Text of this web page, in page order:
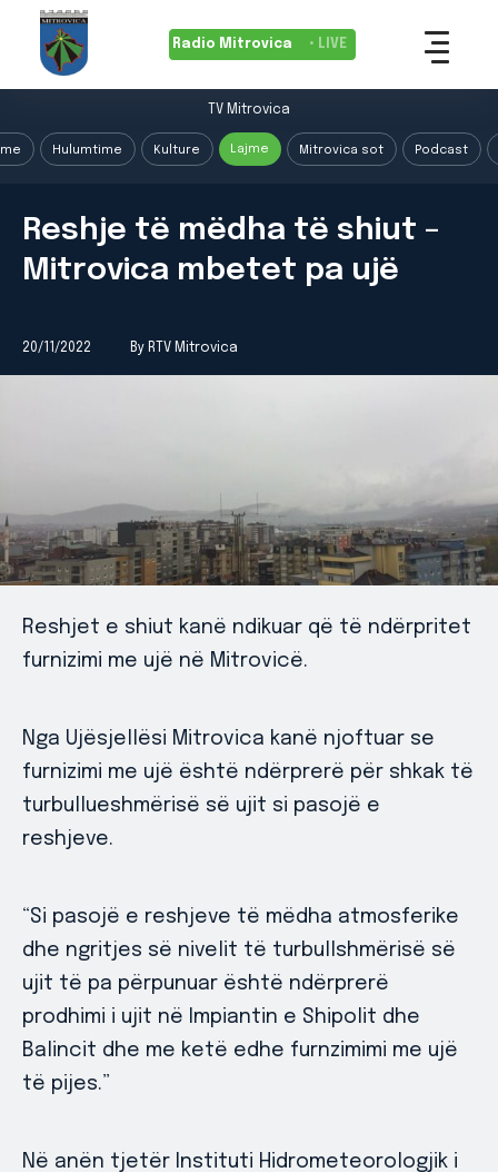
Radio Mitrovica • LIVE
TV Mitrovica
Hulumtime Kulture Lajme Mitrovica sot Podcast
Reshje të mëdha të shiut –
Mitrovica mbetet pa ujë
20/11/2022 By RTV Mitrovica
Reshjet e shiut kanë ndikuar që të ndërpritet
furnizimi me ujë në Mitrovicë.
Nga Ujësjellësi Mitrovica kanë njoftuar se
furnizimi me ujë është ndërprerë për shkak të
turbullueshmërisë së ujit si pasojë e
reshjeve.
“Si pasojë e reshjeve të mëdha atmosferike
dhe ngritjes së nivelit të turbullshmërisë së
ujit të pa përpunuar është ndërprerë
prodhimi i ujit në Impiantin e Shipolit dhe
Balincit dhe me ketë edhe furnzimimi me ujë
të pijes.”
Në anën tjetër Instituti Hidrometeorologjik i